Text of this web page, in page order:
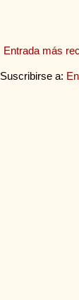
Entrada más
Suscribirse a: